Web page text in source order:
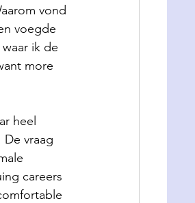
vond
voegde
ik de
more
heel
vraag
careers